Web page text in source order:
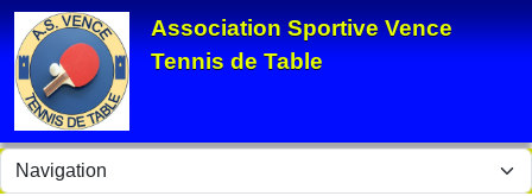
Association Sportive Vence
Tennis de Table
Panneau de gestion des cookies